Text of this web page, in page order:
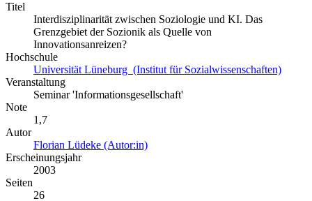
Titel
Interdisziplinarität zwischen Soziologie und KI. Das
Grenzgebiet der Sozionik als Quelle von
Innovationsanreizen?
Hochschule
Universität Lüneburg (Institut für Sozialwissenschaften)
Veranstaltung
Seminar 'Informationsgesellschaft'
Note
1,7
Autor
Florian Lüdeke (Autor:in)
Erscheinungsjahr
2003
Seiten
26